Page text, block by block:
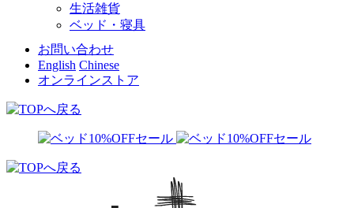
生活雑貨
ベッド・寝具
お問い合わせ
English Chinese
オンラインストア